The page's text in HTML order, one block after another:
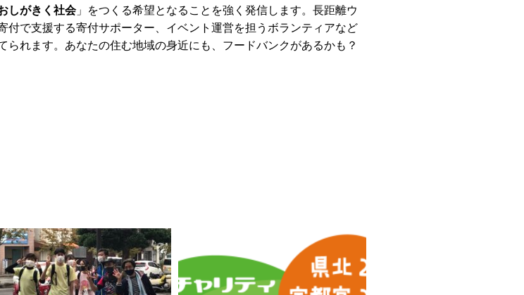
しがきく社会」をつくる希望となることを強く発信します。長距離ウ
で支援する寄付サポーター、イベント運営を担うボランティアなど
れます。あなたの住む地域の身近にも、フードバンクがあるかも？